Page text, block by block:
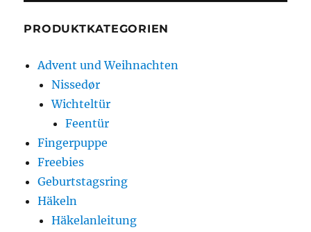
PRODUKTKATEGORIEN
Advent und Weihnachten
Nissedør
Wichteltür
Feentür
Fingerpuppe
Freebies
Geburtstagsring
Häkeln
Häkelanleitung